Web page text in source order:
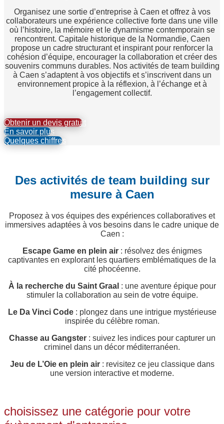
Organisez une sortie d’entreprise à Caen et offrez à vos
collaborateurs une expérience collective forte dans une ville
où l’histoire, la mémoire et le dynamisme contemporain se
rencontrent. Capitale historique de la Normandie, Caen
propose un cadre structurant et inspirant pour renforcer la
cohésion d’équipe, encourager la collaboration et créer des
souvenirs communs durables. Nos activités de team building
à Caen s’adaptent à vos objectifs et s’inscrivent dans un
environnement propice à la réflexion, à l’échange et à
l’engagement collectif.
Obtenir un devis gratuit
En savoir plus
Quelques chiffres
Des activités de team building sur
mesure à Caen
Proposez à vos équipes des expériences collaboratives et
immersives adaptées à vos besoins dans le cadre unique de
Caen :
Escape Game en plein air: résolvez des énigmes
captivantes en explorant les quartiers emblématiques de la
cité phocéenne.
À la recherche du Saint Graal : une aventure épique pour
stimuler la collaboration au sein de votre équipe.
Le Da Vinci Code: plongez dans une intrigue mystérieuse
inspirée du célèbre roman.
Chasse au Gangster: suivez les indices pour capturer un
criminel dans un décor méditerranéen.
Jeu de L’Oie en plein air: revisitez ce jeu classique dans
une version interactive et moderne.
choisissez une catégorie pour votre